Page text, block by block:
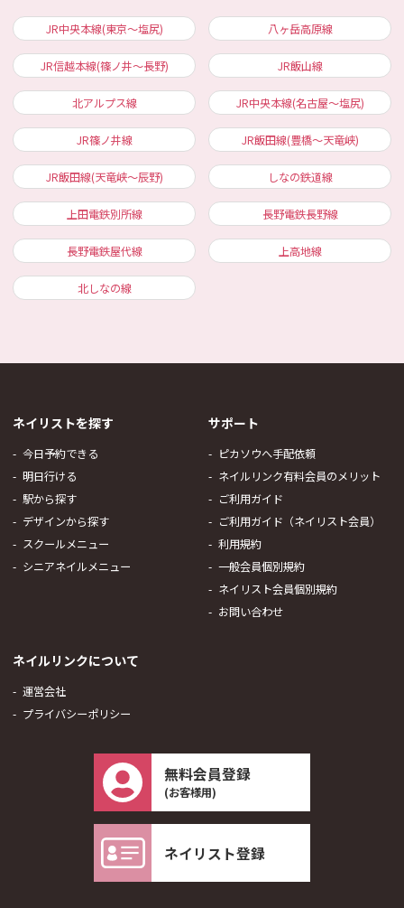
JR中央本線(東京～塩尻) 八ヶ岳高原線
JR信越本線(篠ノ井～長野) JR飯山線
北アルプス線 JR中央本線(名古屋～塩尻)
JR篠ノ井線 JR飯田線(豊橋～天竜峡)
JR飯田線(天竜峡～辰野) しなの鉄道線
上田電鉄別所線 長野電鉄長野線
長野電鉄屋代線 上高地線
北しなの線
ネイリストを探す
今日予約できる
明日行ける
駅から探す
デザインから探す
スクールメニュー
シニアネイルメニュー
サポート
ピカソウへ手配依頼
ネイルリンク有料会員のメリット
ご利用ガイド
ご利用ガイド（ネイリスト会員）
利用規約
一般会員個別規約
ネイリスト会員個別規約
お問い合わせ
ネイルリンクについて
運営会社
プライバシーポリシー
無料会員登録
(お客様用)
ネイリスト登録